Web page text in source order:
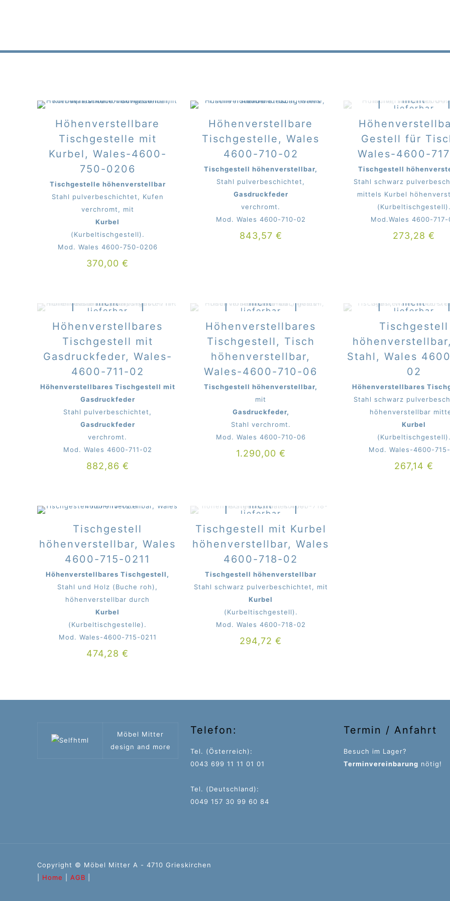
Höhenverstellbare
Tischgestelle mit
Kurbel, Wales-4600-
750-0206
Tischgestelle höhenverstellbar
Stahl pulverbeschichtet, Kufen
verchromt, mit
Kurbel
(Kurbeltischgestell).
Mod. Wales 4600-750-0206
370,00€
Höhenverstellbare
Tischgestelle, Wales
4600-710-02
Tischgestell höhenverstellbar,
Stahl pulverbeschichtet,
Gasdruckfeder
verchromt.
Mod. Wales 4600-710-02
843,57 €
nicht
lieferbar
Gestell für
Wales-4600-
Tischgestell
Stahl schwarz
mittels Kurbel
(Kurbeltischgestell).
Mod.Wales 4600-717-
273,28€
nicht
lieferbar
Höhenverstellbares
Tischgestell mit
Gasdruckfeder, Wales-
4600-711-02
Höhenverstellbares Tischgestell mit
Gasdruckfeder
Stahl pulverbeschichtet,
Gasdruckfeder
verchromt.
Mod. Wales 4600-711-02
882,86 €
nicht
lieferbar
Höhenverstellbares
Tischgestell, Tisch
höhenverstellbar,
Wales-4600-710-06
Tischgestell höhenverstellbar,
mit
Gasdruckfeder,
Stahl verchromt.
Mod. Wales 4600-710-06
1.290,00 €
nicht
lieferbar
Tischgestell
Stahl, Wales
02
Höhenverstellbares
Stahl schwarz
höhenverstellbar
Kurbel
(Kurbeltischgestell).
Mod. Wales-4600-
267,14€
Tischgestell
höhenverstellbar, Wales
4600-715-0211
Höhenverstellbares Tischgestell,
Stahl und Holz (Buche roh),
höhenverstellbar durch
Kurbel
(Kurbeltischgestelle).
Mod. Wales-4600-715-0211
474,28€
nicht
lieferbar
Tischgestell mit Kurbel
höhenverstellbar, Wales
4600-718-02
Tischgestell höhenverstellbar
Stahl schwarz pulverbeschichtet, mit
Kurbel
(Kurbeltischgestell).
Mod. Wales 4600-718-02
294,72€
Möbel Mitter
design and more
Telefon:
Tel. (Österreich):
0043 699 11 11 01 01
Tel. (Deutschland):
0049 157 30 99 60 84
Termin / Anfahrt
Besuch im Lager?
Terminvereinbarung nötig!
Copyright © Möbel Mitter A - 4710 Grieskirchen
Home AGB